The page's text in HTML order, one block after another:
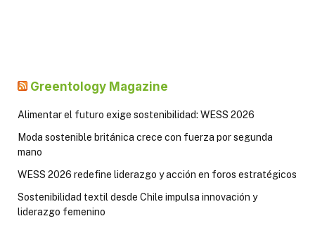
Greentology Magazine
Alimentar el futuro exige sostenibilidad: WESS 2026
Moda sostenible británica crece con fuerza por segunda
mano
WESS 2026 redefine liderazgo y acción en foros estratégicos
Sostenibilidad textil desde Chile impulsa innovación y
liderazgo femenino